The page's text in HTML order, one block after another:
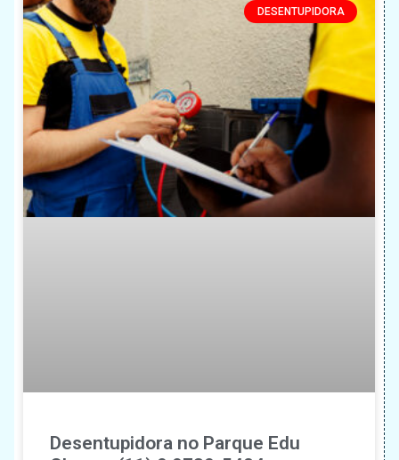
DESENTUPIDORA
Desentupidora no Parque Edu